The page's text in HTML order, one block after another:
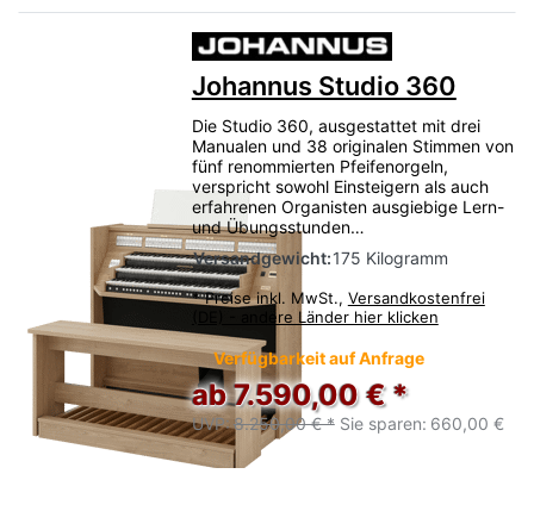
Johannus Studio 360
Die Studio 360, ausgestattet mit drei
Manualen und 38 originalen Stimmen von
fünf renommierten Pfeifenorgeln,
verspricht sowohl Einsteigern als auch
erfahrenen Organisten ausgiebige Lern-
und Übungsstunden…
Versandgewicht:175 Kilogramm
* Preise inkl. MwSt., Versandkostenfrei
(DE) - andere Länder hier klicken
Verfügbarkeit auf Anfrage
ab 7.590,00 € *
UVP:8.250,00 € * Sie sparen: 660,00 €